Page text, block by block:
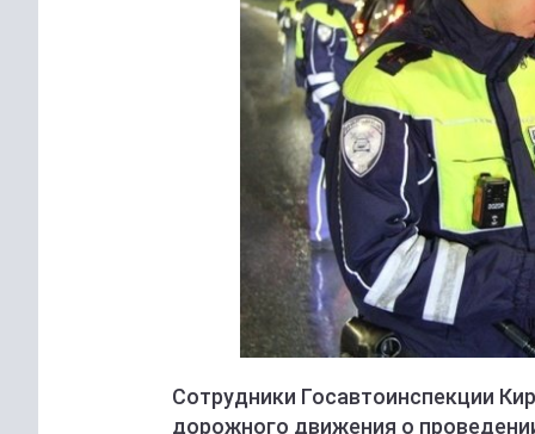
Сотрудники Госавтоинспекции
дорожного движения о